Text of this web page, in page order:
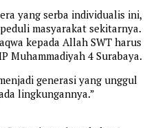
yang serba individualis ini,
masyarakat sekitarnya.
kepada Allah SWT harus
Muhammadiyah 4 Surabaya.
generasi yang unggul
lingkungannya.”